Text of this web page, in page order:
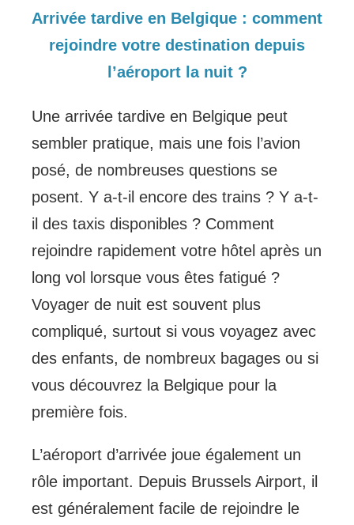
Arrivée tardive en Belgique : comment
rejoindre votre destination depuis
l’aéroport la nuit ?
Une arrivée tardive en Belgique peut
sembler pratique, mais une fois l’avion
posé, de nombreuses questions se
posent. Y a-t-il encore des trains ? Y a-t-
il des taxis disponibles ? Comment
rejoindre rapidement votre hôtel après un
long vol lorsque vous êtes fatigué ?
Voyager de nuit est souvent plus
compliqué, surtout si vous voyagez avec
des enfants, de nombreux bagages ou si
vous découvrez la Belgique pour la
première fois.
L’aéroport d’arrivée joue également un
rôle important. Depuis Brussels Airport, il
est généralement facile de rejoindre le